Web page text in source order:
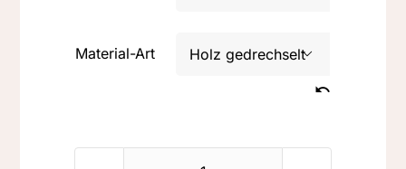
Material-Art 